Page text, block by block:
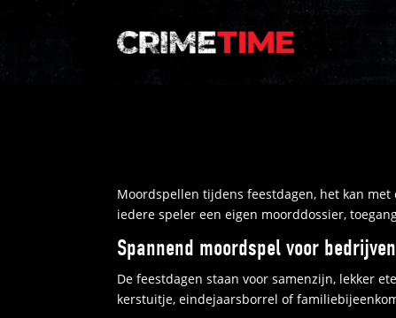
Moordspellen tijdens feestdagen, het kan
iedere speler een eigen moorddossier,
Spannend moordspel voor
De feestdagen staan voor samenzijn, lekker
kerstuitje, eindejaarsborrel of